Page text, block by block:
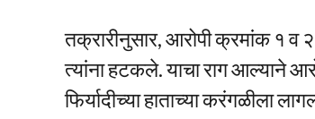
तक्रारीनुसार, आरोपी क्रमांक १ व २
त्यांना हटकले. याचा राग आल्याने
फिर्यादीच्या हाताच्या करंगळीला